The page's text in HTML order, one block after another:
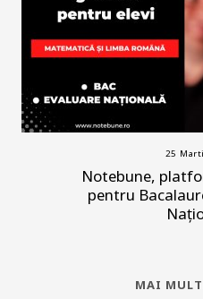
25
Notebune,
pentru
MAI